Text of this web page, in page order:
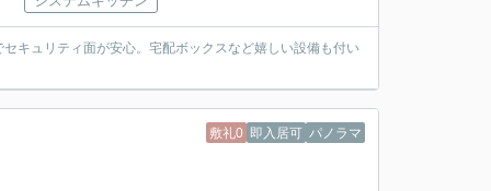
キュリティ面が安心。宅配ボックスなど嬉しい設備も付い
敷礼0 即入居可 パノラマ